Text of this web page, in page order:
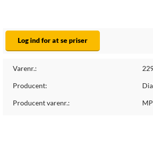
Log ind for at se priser
Varenr.:
Producent:
Producent varenr.: